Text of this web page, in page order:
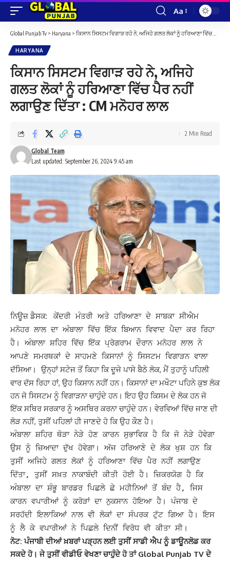
Font
Resizer
Aa
Global Punjab Tv > Haryana > ਕਿਸਾਨ ਸਿਸਟਮ ਵਿਗਾੜ ਰਹੇ ਨੇ, ਅਜਿਹੇ ਗਲਤ ਲੋਕਾਂ ਨੂੰ ਹਰਿਆਣਾ ਵਿੱਚ ਪੈਰ ਨਹੀਂ ਲਗਾਉਣ ਦਿੱਤਾ : CM ਮਨੋਹਰ ਲਾਲ
HARYANA
ਕਿਸਾਨ ਸਿਸਟਮ ਵਿਗਾੜ ਰਹੇ ਨੇ, ਅਜਿਹੇ
ਗਲਤ ਲੋਕਾਂ ਨੂੰ ਹਰਿਆਣਾ ਵਿੱਚ ਪੈਰ ਨਹੀਂ
ਲਗਾਉਣ ਦਿੱਤਾ : CM ਮਨੋਹਰ ਲਾਲ
Last updated: September 26, 2024 9:45 am
Global Team
2 Min Read
ਨਿਊਜ਼ ਡੈਸਕ: ਕੇਂਦਰੀ ਮੰਤਰੀ ਅਤੇ ਹਰਿਆਣਾ ਦੇ ਸਾਬਕਾ ਸੀਐਮ
ਮਨੋਹਰ ਲਾਲ ਦਾ ਅੰਬਾਲਾ ਵਿੱਚ ਇੱਕ ਬਿਆਨ ਵਿਵਾਦ ਪੈਦਾ ਕਰ ਰਿਹਾ
ਹੈ। ਅੰਬਾਲਾ ਸ਼ਹਿਰ ਵਿੱਚ ਇੱਕ ਪ੍ਰੋਗਰਾਮ ਦੌਰਾਨ ਮਨੋਹਰ ਲਾਲ ਨੇ
ਆਪਣੇ ਸਮਰਥਕਾਂ ਦੇ ਸਾਹਮਣੇ ਕਿਸਾਨਾਂ ਨੂੰ ਸਿਸਟਮ ਵਿਗਾੜਨ ਵਾਲਾ
ਦੱਸਿਆ। ਉਨ੍ਹਾਂ ਸਟੇਜ ਤੋਂ ਕਿਹਾ ਕਿ ਦੂਜੇ ਪਾਸੇ ਬੈਠੇ ਲੋਕ, ਮੈਂ ਤੁਹਾਨੂੰ ਪਹਿਲੀ
ਵਾਰ ਦੱਸ ਰਿਹਾ ਹਾਂ, ਉਹ ਕਿਸਾਨ ਨਹੀਂ ਹਨ। ਕਿਸਾਨਾਂ ਦਾ ਮਖੌਟਾ ਪਹਿਨੇ ਕੁਝ ਲੋਕ
ਹਨ ਜੋ ਸਿਸਟਮ ਨੂੰ ਵਿਗਾੜਨਾ ਚਾਹੁੰਦੇ ਹਨ। ਇਹ ਉਹ ਕਿਸਮ ਦੇ ਲੋਕ ਹਨ ਜੋ
ਇੱਕ ਸਥਿਰ ਸਰਕਾਰ ਨੂੰ ਅਸਥਿਰ ਕਰਨਾ ਚਾਹੁੰਦੇ ਹਨ। ਵੇਰਵਿਆਂ ਵਿੱਚ ਜਾਣ ਦੀ
ਲੋੜ ਨਹੀਂ, ਤੁਸੀਂ ਪਹਿਲਾਂ ਹੀ ਜਾਣਦੇ ਹੋ ਕਿ ਉਹ ਕੌਣ ਹੈ।
ਅੰਬਾਲਾ ਸ਼ਹਿਰ ਥੋੜਾ ਨੇੜੇ ਹੋਣ ਕਾਰਨ ਸੁਭਾਵਿਕ ਹੈ ਕਿ ਜੋ ਨੇੜੇ ਹੋਵੇਗਾ
ਉਸ ਨੂੰ ਜ਼ਿਆਦਾ ਦੁੱਖ ਹੋਵੇਗਾ। ਅੱਜ ਹਰਿਆਣੇ ਦੇ ਲੋਕ ਖੁਸ਼ ਹਨ ਕਿ
ਤੁਸੀਂ ਅਜਿਹੇ ਗਲਤ ਲੋਕਾਂ ਨੂੰ ਹਰਿਆਣਾ ਵਿੱਚ ਪੈਰ ਨਹੀਂ ਲਗਾਉਣ
ਦਿੱਤਾ, ਤੁਸੀਂ ਸਖ਼ਤ ਨਾਕਾਬੰਦੀ ਕੀਤੀ ਹੋਈ ਹੈ। ਜ਼ਿਕਰਯੋਗ ਹੈ ਕਿ
ਅੰਬਾਲਾ ਦਾ ਸ਼ੰਭੂ ਬਾਰਡਰ ਪਿਛਲੇ ਛੇ ਮਹੀਨਿਆਂ ਤੋਂ ਬੰਦ ਹੈ, ਜਿਸ
ਕਾਰਨ ਵਪਾਰੀਆਂ ਨੂੰ ਕਰੋੜਾਂ ਦਾ ਨੁਕਸਾਨ ਹੋਇਆ ਹੈ। ਪੰਜਾਬ ਦੇ
ਸਰਹੱਦੀ ਇਲਾਕਿਆਂ ਨਾਲ ਵੀ ਲੋਕਾਂ ਦਾ ਸੰਪਰਕ ਟੁੱਟ ਗਿਆ ਹੈ। ਇਸ
ਨੂੰ ਲੈ ਕੇ ਵਪਾਰੀਆਂ ਨੇ ਪਿਛਲੇ ਦਿਨੀਂ ਵਿਰੋਧ ਵੀ ਕੀਤਾ ਸੀ।
ਨੋਟ: ਪੰਜਾਬੀ ਦੀਆਂ ਖ਼ਬਰਾਂ ਪੜ੍ਹਨ ਲਈ ਤੁਸੀਂ ਸਾਡੀ ਐਪ ਨੂੰ ਡਾਊਨਲੋਡ ਕਰ
ਸਕਦੇ ਹੋ। ਜੇ ਤੁਸੀਂ ਵੀਡੀਓ ਵੇਖਣਾ ਚਾਹੁੰਦੇ ਹੋ ਤਾਂ Global Punjab TV ਦੇ